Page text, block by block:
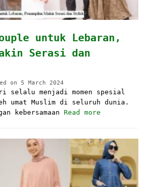
untuk Lebaran,
Serasi dan
on 5 March 2024
menjadi momen spesial
umat Muslim di seluruh dunia.
kebersamaan Read more